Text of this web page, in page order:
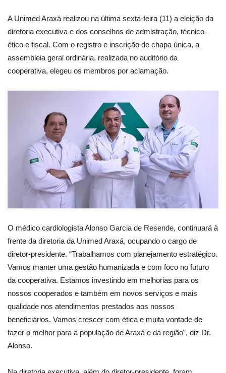
A Unimed Araxá realizou na última sexta-feira (11) a eleição da
diretoria executiva e dos conselhos de admistração, técnico-
ético e fiscal. Com o registro e inscrição de chapa única, a
assembleia geral ordinária, realizada no auditório da
cooperativa, elegeu os membros por aclamação.
O médico cardiologista Alonso Garcia de Resende, continuará à
frente da diretoria da Unimed Araxá, ocupando o cargo de
diretor-presidente. “Trabalhamos com planejamento estratégico.
Vamos manter uma gestão humanizada e com foco no futuro
da cooperativa. Estamos investindo em melhorias para os
nossos cooperados e também em novos serviços e mais
qualidade nos atendimentos prestados aos nossos
beneficiários. Vamos crescer com ética e muita vontade de
fazer o melhor para a população de Araxá e da região”, diz Dr.
Alonso.